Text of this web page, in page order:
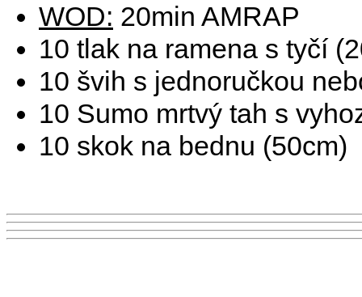
WOD: 20min AMRAP
10 tlak na ramena s tyčí
10 švih s jednoručkou
10 Sumo mrtvý tah s
10 skok na bednu (50cm)